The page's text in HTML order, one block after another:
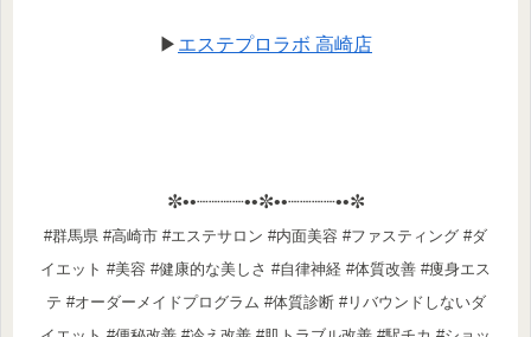
▶ エステプロラボ 高崎店
✼••┈┈┈┈••✼••┈┈┈┈••✼
#群馬県 #高崎市 #エステサロン #内面美容 #ファスティング #ダ
イエット #美容 #健康的な美しさ #自律神経 #体質改善 #痩身エス
テ #オーダーメイドプログラム #体質診断 #リバウンドしないダ